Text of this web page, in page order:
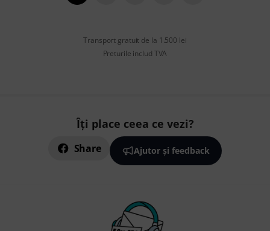
Transport gratuit de la 1.500 lei
Preturile includ TVA
Îți place ceea ce vezi?
Share Ajutor și feedback